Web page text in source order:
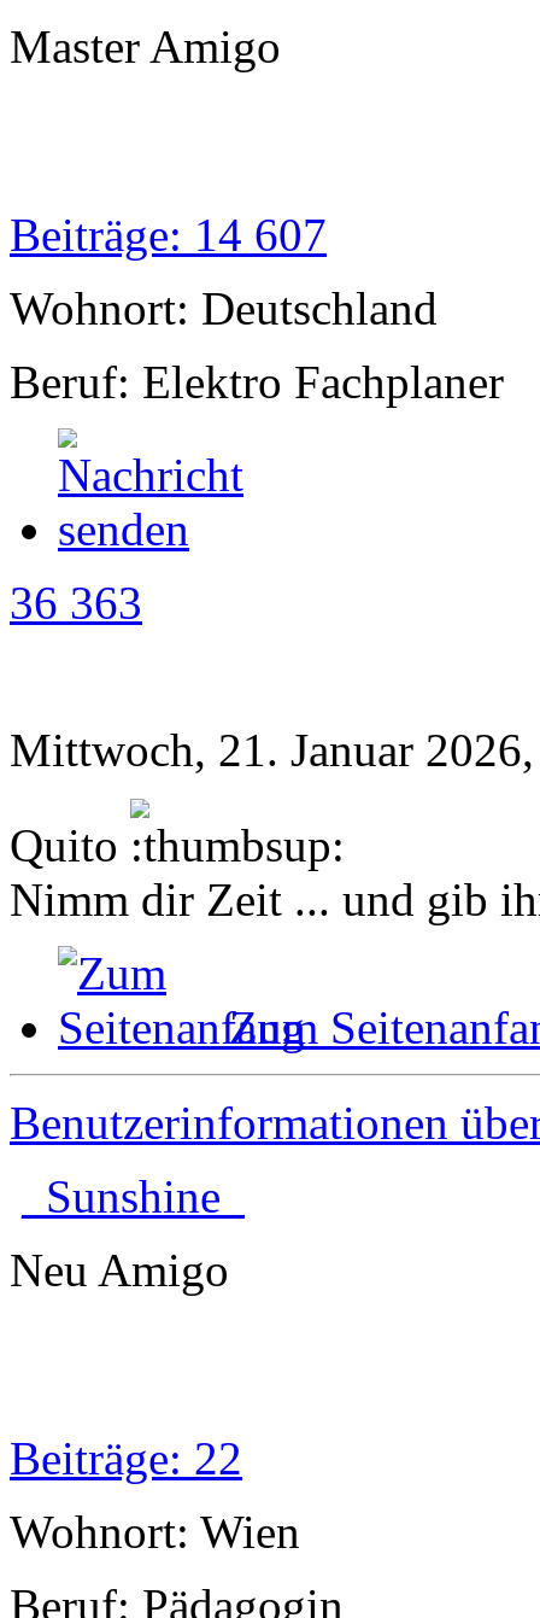
Master Amigo
Beiträge: 14 607
Wohnort: Deutschland
Beruf: Elektro Fachplaner
36 363
Mittwoch, 21. Januar
Quito
Nimm dir Zeit ... und gib
Zum
Benutzerinformationen
_Sunshine_
Neu Amigo
Beiträge: 22
Wohnort: Wien
Beruf: Pädagogin